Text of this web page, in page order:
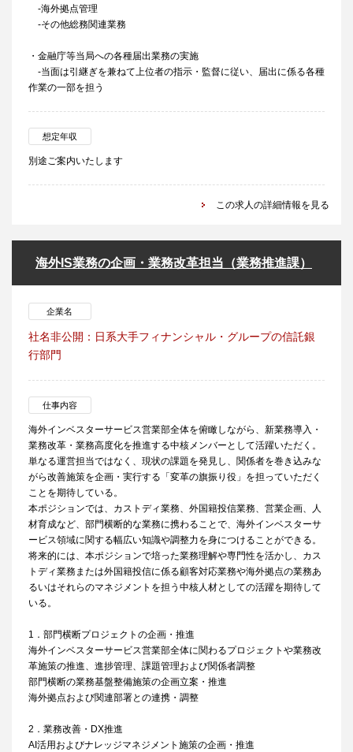
-海外拠点管理
-その他総務関連業務
・金融庁等当局への各種届出業務の実施
-当面は引継ぎを兼ねて上位者の指示・監督に従い、届出に係る各種
作業の一部を担う
想定年収
別途ご案内いたします
この求人の詳細情報を見る
海外IS業務の企画・業務改革担当（業務推進課）
企業名
社名非公開：日系大手フィナンシャル・グループの信託銀
行部門
仕事内容
海外インベスターサービス営業部全体を俯瞰しながら、新業務導入・
業務改革・業務高度化を推進する中核メンバーとして活躍いただく。
単なる運営担当ではなく、現状の課題を発見し、関係者を巻き込みな
がら改善施策を企画・実行する「変革の旗振り役」を担っていただく
ことを期待している。
本ポジションでは、カストディ業務、外国籍投信業務、営業企画、人
材育成など、部門横断的な業務に携わることで、海外インベスターサ
ービス領域に関する幅広い知識や調整力を身につけることができる。
将来的には、本ポジションで培った業務理解や専門性を活かし、カス
トディ業務または外国籍投信に係る顧客対応業務や海外拠点の業務あ
るいはそれらのマネジメントを担う中核人材としての活躍を期待して
いる。
1．部門横断プロジェクトの企画・推進
海外インベスターサービス営業部全体に関わるプロジェクトや業務改
革施策の推進、進捗管理、課題管理および関係者調整
部門横断の業務基盤整備施策の企画立案・推進
海外拠点および関連部署との連携・調整
2．業務改善・DX推進
AI活用およびナレッジマネジメント施策の企画・推進